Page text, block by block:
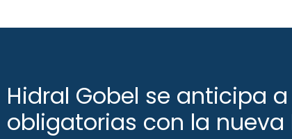
Hidral Gobel se anticipa
obligatorias con la nueva